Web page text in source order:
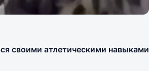
своими атлетическими навыками